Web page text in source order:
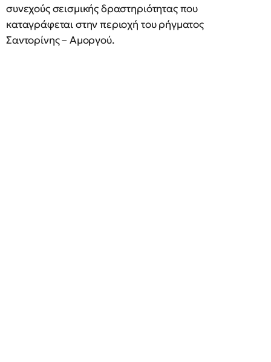
συνεχούς σεισμικής δραστηριότητας που
καταγράφεται στην περιοχή του ρήγματος
Σαντορίνης – Αμοργού.